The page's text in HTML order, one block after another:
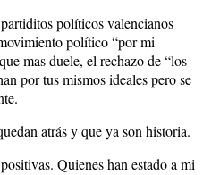
políticos valencianos
político “por mi
mas duele, el rechazo de “los
por tus mismos ideales pero se
atrás y que ya son historia.
Quienes han estado a mi